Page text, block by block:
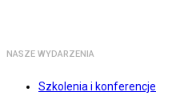
NASZE WYDARZENIA
Szkolenia i konferencje